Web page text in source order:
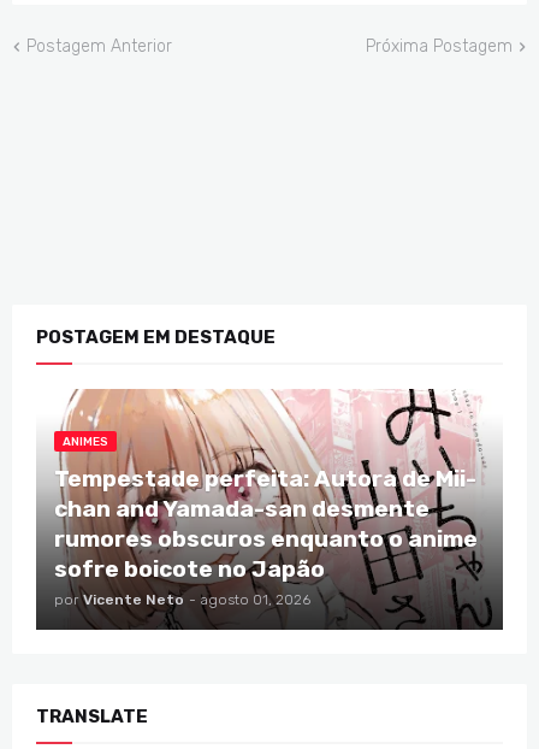
Postagem Anterior Próxima Postagem
POSTAGEM EM DESTAQUE
ANIMES
Tempestade perfeita: Autora de Mii-
chan and Yamada-san desmente
rumores obscuros enquanto o anime
sofre boicote no Japão
por Vicente Neto - agosto 01, 2026
TRANSLATE